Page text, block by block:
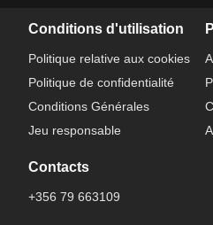
Conditions d'utilisation
Politique relative aux cookies
Politique de confidentialité
Conditions Générales
Jeu responsable
Contacts
+356 79 663109